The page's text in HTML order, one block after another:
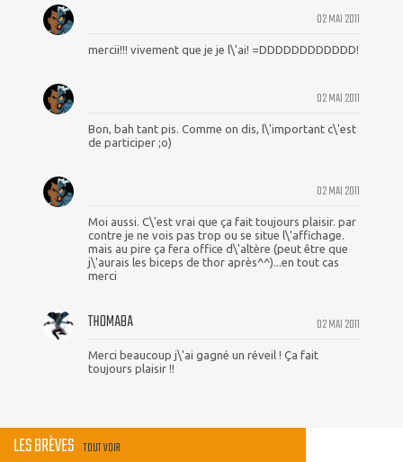
02 MAI 2011
mercii!!! vivement que je je l\'ai! =DDDDDDDDDDDD!
02 MAI 2011
Bon, bah tant pis. Comme on dis, l\'important c\'est
de participer ;o)
02 MAI 2011
Moi aussi. C\'est vrai que ça fait toujours plaisir. par
contre je ne vois pas trop ou se situe l\'affichage.
mais au pire ça fera office d\'altère (peut être que
j\'aurais les biceps de thor après^^)...en tout cas
merci
02 MAI 2011
THOMABA
Merci beaucoup j\'ai gagné un réveil ! Ça fait
toujours plaisir !!
LES BRÈVES TOUT VOIR